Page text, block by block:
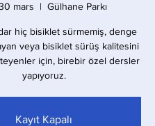
mars
  |
Gülhane Parkı
hiç bisiklet sürmemiş, denge
veya bisiklet sürüş kalitesini
için, birebir özel dersler
yapıyoruz.
Kayıt Kapalı